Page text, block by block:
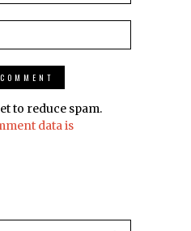
to reduce spam.
data is